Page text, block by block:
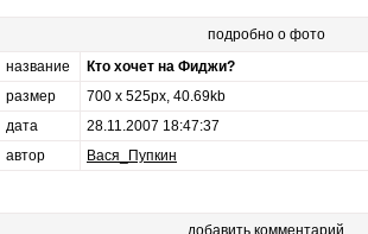
подробно о фото
название
Кто хочет на Фиджи?
размер
700 x 525px, 40.69kb
дата
28.11.2007 18:47:37
автор
Вася_Пупкин
добавить комментарий